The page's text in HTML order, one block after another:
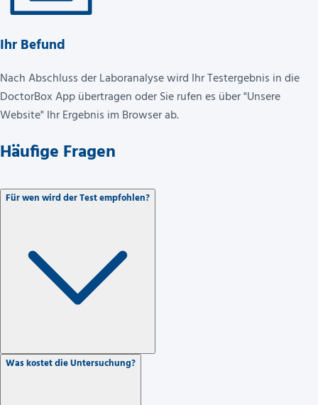
Ihr Befund
Nach Abschluss der Laboranalyse wird Ihr Testergebnis in die
DoctorBox App übertragen oder Sie rufen es über "Unsere
Website" Ihr Ergebnis im Browser ab.
Häufige Fragen
Für wen wird der Test empfohlen?
Was kostet die Untersuchung?